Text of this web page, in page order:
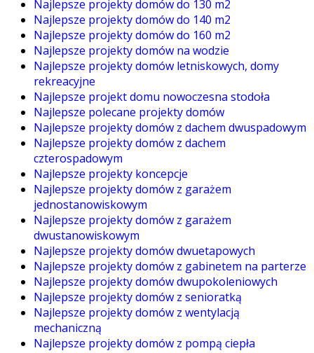
Najlepsze projekty domów do 130 m2
Najlepsze projekty domów do 140 m2
Najlepsze projekty domów do 160 m2
Najlepsze projekty domów na wodzie
Najlepsze projekty domów letniskowych, domy
rekreacyjne
Najlepsze projekt domu nowoczesna stodoła
Najlepsze polecane projekty domów
Najlepsze projekty domów z dachem dwuspadowym
Najlepsze projekty domów z dachem
czterospadowym
Najlepsze projekty koncepcje
Najlepsze projekty domów z garażem
jednostanowiskowym
Najlepsze projekty domów z garażem
dwustanowiskowym
Najlepsze projekty domów dwuetapowych
Najlepsze projekty domów z gabinetem na parterze
Najlepsze projekty domów dwupokoleniowych
Najlepsze projekty domów z senioratką
Najlepsze projekty domów z wentylacją
mechaniczną
Najlepsze projekty domów z pompą ciepła